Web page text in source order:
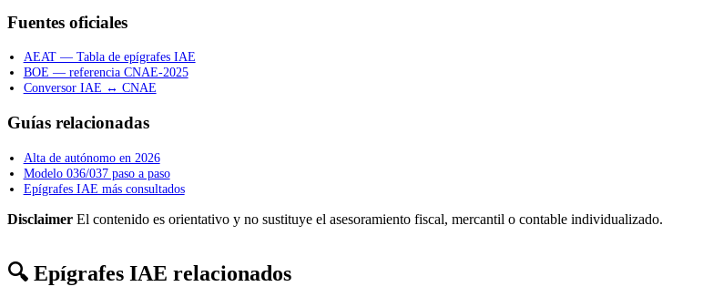
Fuentes oficiales
AEAT — Tabla de epígrafes IAE
BOE — referencia CNAE-2025
Conversor IAE ↔ CNAE
Guías relacionadas
Alta de autónomo en 2026
Modelo 036/037 paso a paso
Epígrafes IAE más consultados
Disclaimer El contenido es orientativo y no sustituye el asesoramiento fiscal, mercantil o contable individualizado.
🔍 Epígrafes IAE relacionados